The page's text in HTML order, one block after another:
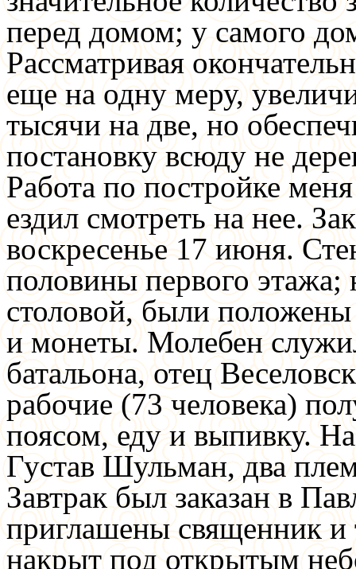
перед домом; у самого
Рассматривая
еще на одну меру,
тысячи на две, но
постановку всюду не
Работа по постройке
ездил смотреть на нее.
воскресенье 17 июня.
половины первого этажа;
столовой, были положены
и монеты. Молебен
батальона, отец
рабочие (73 человека)
поясом, еду и выпивку.
Густав Шульман, два
Завтрак был заказан в
приглашены священник
накрыт под открытым